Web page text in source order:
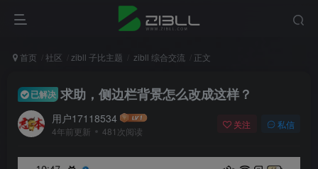
首页 社区 zibll 子比主题 zibll 综合交流 正文
已解决 求助，侧边栏背景怎么改成这样？
用户17118534
4年前更新 481次阅读
关注 私信